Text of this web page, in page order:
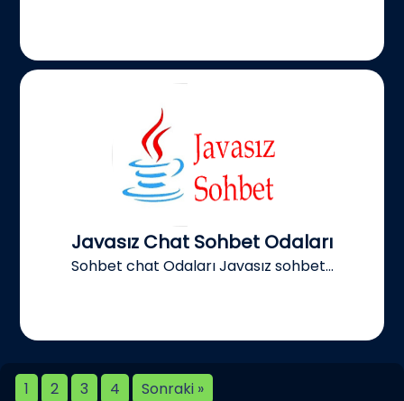
Javasız Chat Sohbet Odaları
Sohbet chat Odaları Javasız sohbet...
1 2 3 4 Sonraki »